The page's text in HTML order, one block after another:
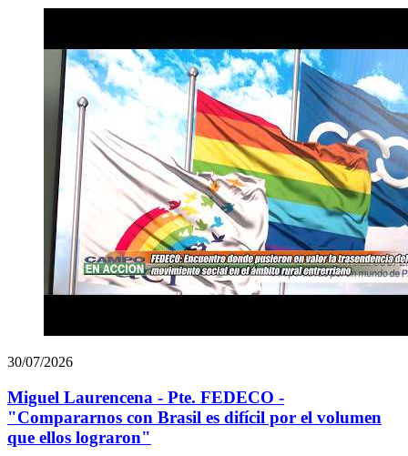
30/07/2026
Miguel Laurencena - Pte. FEDECO -
"Compararnos con Brasil es difícil por el volumen
que ellos lograron"